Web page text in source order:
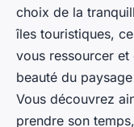
choix de la
îles touristiques,
vous ressourcer et
beauté du
Vous découvrez
prendre son